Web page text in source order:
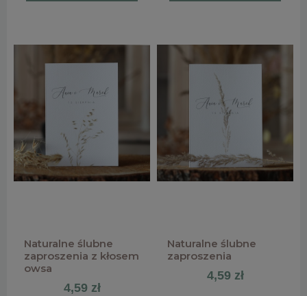
Naturalne ślubne
zaproszenia z kłosem
owsa
4,59 zł
Naturalne ślubne
zaproszenia
4,59 zł